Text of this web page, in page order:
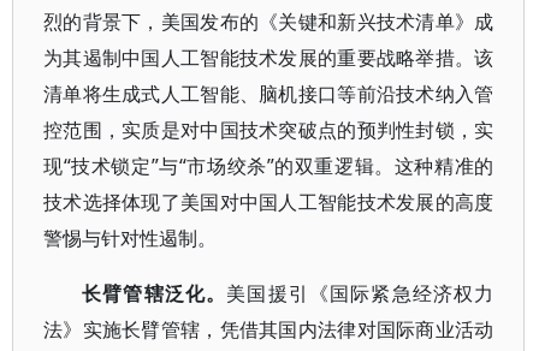
烈的背景下，美国发布的《关键和新兴技术清单》成
为其遏制中国人工智能技术发展的重要战略举措。该
清单将生成式人工智能、脑机接口等前沿技术纳入管
控范围，实质是对中国技术突破点的预判性封锁，实
现“技术锁定”与“市场绞杀”的双重逻辑。这种精准的
技术选择体现了美国对中国人工智能技术发展的高度
警惕与针对性遏制。
长臂管辖泛化。 美国援引《国际紧急经济权力
法》实施长臂管辖，凭借其国内法律对国际商业活动